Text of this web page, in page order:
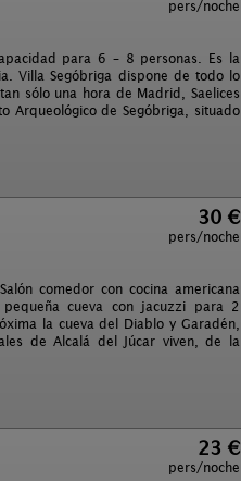
pers/noche
para 6 – 8 personas. Es la
Villa Segóbriga dispone de todo lo
sólo una hora de Madrid, Saelices
Arqueológico de Segóbriga, situado
30 €
pers/noche
comedor con cocina americana
cueva con jacuzzi para 2
la cueva del Diablo y Garadén,
de Alcalá del Júcar viven, de la
23 €
pers/noche